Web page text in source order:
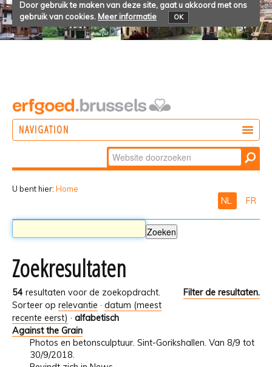
Door gebruik te maken van deze site, gaat u akkoord met ons
gebruik van cookies. Meer informatie OK
NAVIGATION
Zoek
Geavanceerd
U bent hier: Home
NL FR
Zoekresultaten
54 resultaten voor de zoekopdracht.
Filter de resultaten.
Sorteer op relevantie · datum (meest
recente eerst) · alfabetisch
Against the Grain
Photos en betonsculptuur. Sint-Gorikshallen. Van 8/9 tot
30/9/2018.